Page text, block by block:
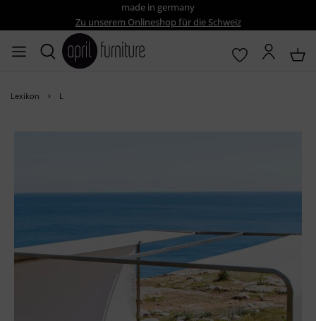
made in germany
Zu unserem Onlineshop für die Schweiz
Lexikon L